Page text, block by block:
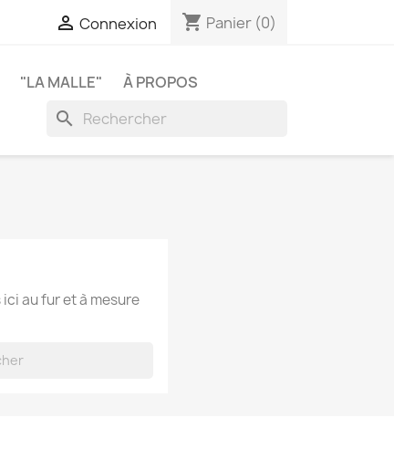
 Connexion shopping_cart Panier (0)
"LA MALLE" À PROPOS
search
au fur et à mesure